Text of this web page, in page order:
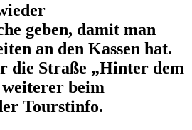
geben, damit man
an den Kassen hat.
die Straße „Hinter dem
weiterer beim
Tourstinfo.